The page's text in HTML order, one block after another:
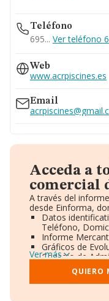
Teléfono
695... Ver teléfono
Web
www.acrpiscines.es
Email
Acceda a
comercial
A través del
desde Einforma,
Datos
Teléfono,
Informe
Gráficos de
Consejo de
Directivos y
Accionistas.
Participaciones
Ver más
QUIERO